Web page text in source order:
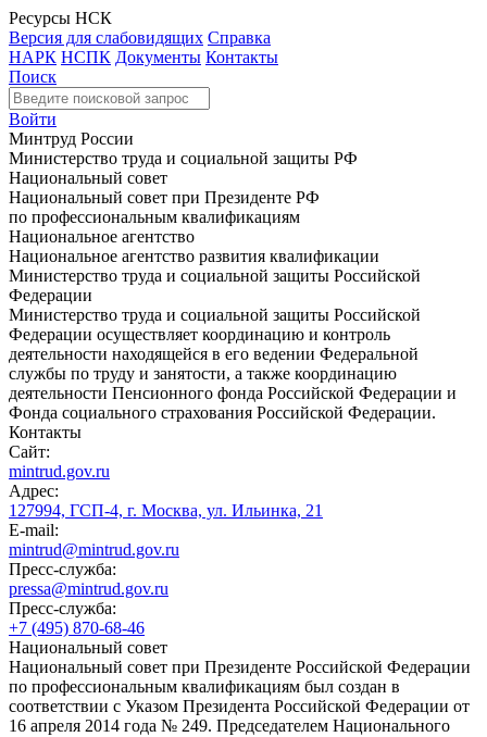
Ресурсы НСК
Версия для слабовидящих Справка
НАРК НСПК Документы Контакты
Поиск
Войти
Минтруд России
Министерство труда и социальной защиты РФ
Национальный совет
Национальный совет при Президенте РФ
по профессиональным квалификациям
Национальное агентство
Национальное агентство развития квалификации
Министерство труда и социальной защиты Российской
Федерации
Министерство труда и социальной защиты Российской
Федерации осуществляет координацию и контроль
деятельности находящейся в его ведении Федеральной
службы по труду и занятости, а также координацию
деятельности Пенсионного фонда Российской Федерации и
Фонда социального страхования Российской Федерации.
Контакты
Сайт:
mintrud.gov.ru
Адрес:
127994, ГСП-4, г. Москва, ул. Ильинка, 21
E-mail:
mintrud@mintrud.gov.ru
Пресс-служба:
pressa@mintrud.gov.ru
Пресс-служба:
+7 (495) 870-68-46
Национальный совет
Национальный совет при Президенте Российской Федерации
по профессиональным квалификациям был создан в
соответствии с Указом Президента Российской Федерации от
16 апреля 2014 года № 249. Председателем Национального